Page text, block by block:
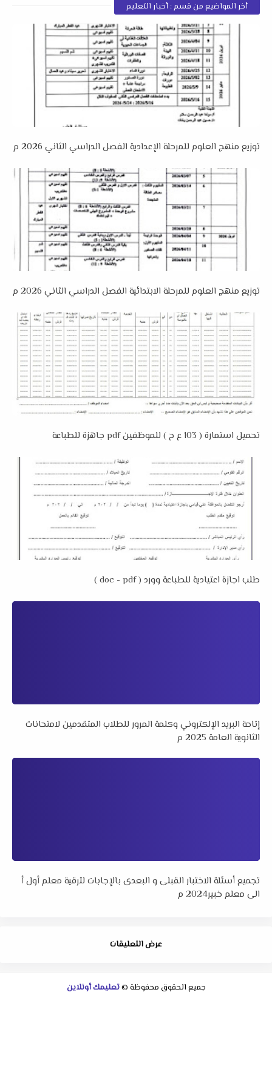
أخر المواضيع من قسم : أخبار التعليم
توزيع منهج العلوم للمرحلة الإعدادية الفصل الدراسي الثاني 2026 م
توزيع منهج العلوم للمرحلة الابتدائية الفصل الدراسي الثاني 2026 م
تحميل استمارة ( 103 ع ح ) للموظفين pdf جاهزة للطباعة
طلب اجازة اعتيادية للطباعة وورد ( doc - pdf )
إتاحة البريد الإلكتروني وكلمة المرور للطلاب المتقدمين لامتحانات
الثانوية العامة 2025 م
تجميع أسئلة الاختبار القبلى و البعدى بالإجابات لترقية معلم أول أ
الى معلم خبير2024 م
عرض التعليقات
جميع الحقوق محفوظة ©تعليمك أونلاين